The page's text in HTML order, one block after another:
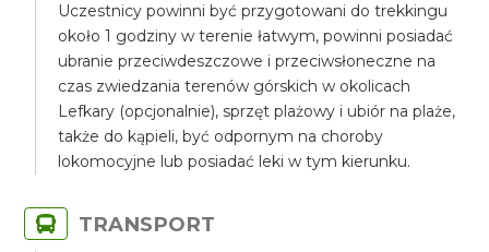
Uczestnicy powinni być przygotowani do trekkingu
około 1 godziny w terenie łatwym, powinni posiadać
ubranie przeciwdeszczowe i przeciwsłoneczne na
czas zwiedzania terenów górskich w okolicach
Lefkary (opcjonalnie), sprzęt plażowy i ubiór na plaże,
także do kąpieli, być odpornym na choroby
lokomocyjne lub posiadać leki w tym kierunku.
TRANSPORT